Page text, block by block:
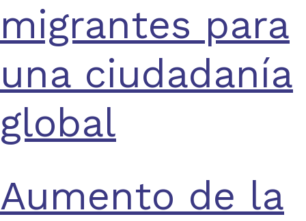
migrantes para
una ciudadanía
global
Aumento de la